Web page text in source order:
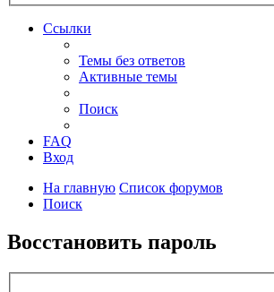
Ссылки
Темы без ответов
Активные темы
Поиск
FAQ
Вход
На главную Список форумов
Поиск
Восстановить пароль